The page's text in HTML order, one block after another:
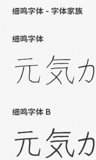
细鸣字体 - 字体家族
细鸣字体
元気
细鸣字体 B
元気